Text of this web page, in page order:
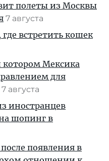
полеты из Москвы
7 августа
встретить кошек
котором Мексика
для
7 августа
иностранцев
шопинг в
появления в